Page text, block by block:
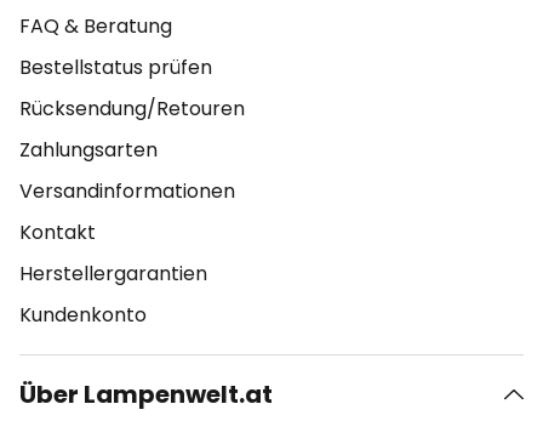
FAQ & Beratung
Bestellstatus prüfen
Rücksendung/Retouren
Zahlungsarten
Versandinformationen
Kontakt
Herstellergarantien
Kundenkonto
Über Lampenwelt.at